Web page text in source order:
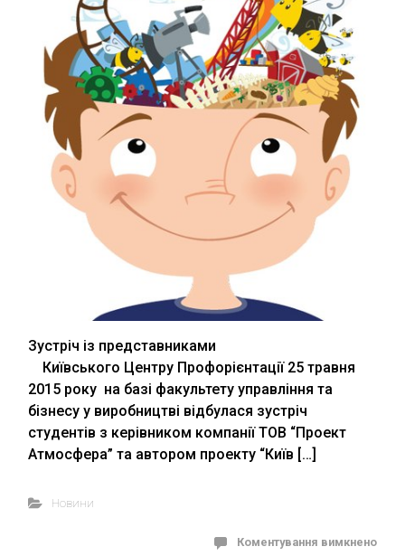
Зустріч із представниками
Київського Центру Профорієнтації 25 травня
2015 року на базі факультету управління та
бізнесу у виробництві відбулася зустріч
студентів з керівником компанії ТОВ “Проект
Атмосфера” та автором проекту “Київ […]
Новини
Коментування вимкнено